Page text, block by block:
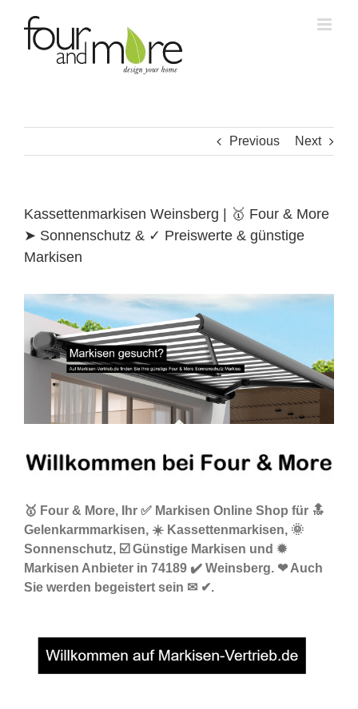
content
Previous Next
Kassettenmarkisen Weinsberg | 🥇 Four & More
➤ Sonnenschutz & ✓ Preiswerte & günstige
Markisen
🥇 Four & More, Ihr ✅ Markisen Online Shop für 🔝
Gelenkarmmarkisen, ☀️ Kassettenmarkisen, 🌞
Sonnenschutz, ☑️ Günstige Markisen und ✹
Markisen Anbieter in 74189 ✔️ Weinsberg. ❤ Auch
Sie werden begeistert sein ✉ ✔.